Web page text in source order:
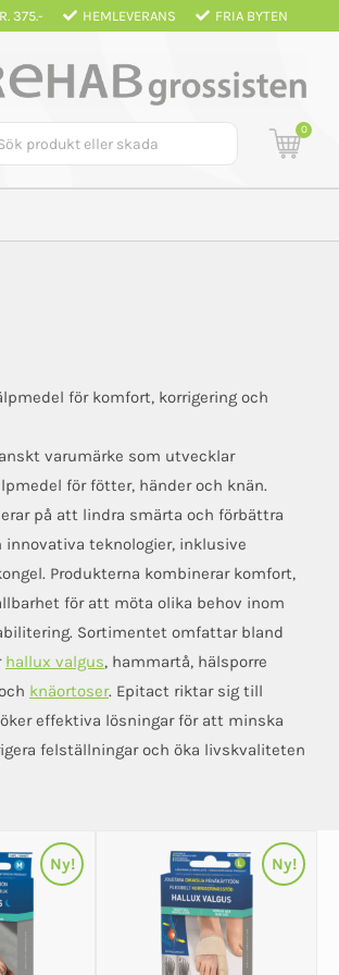
375.- HEMLEVERANS FRIA BYTEN
0
för komfort, korrigering och
varumärke som utvecklar
för fötter, händer och knän.
på att lindra smärta och förbättra
innovativa teknologier, inklusive
Produkterna kombinerar komfort,
för att möta olika behov inom
Sortimentet omfattar bland
hallux valgus, hammartå, hälsporre
knäortoser. Epitact riktar sig till
effektiva lösningar för att minska
felställningar och öka livskvaliteten
Ny! Ny!